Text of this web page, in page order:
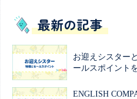
最新の記事
お迎えシスター
ールスポイント
ENGLISH